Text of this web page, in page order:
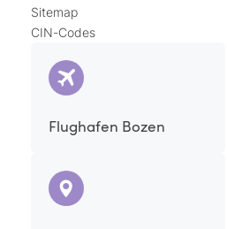
Sitemap
CIN-Codes
Flughafen Bozen